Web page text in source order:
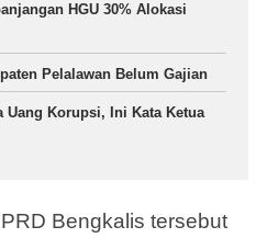
HGU 30% Alokasi
Pelalawan Belum Gajian
Uang Korupsi, Ini Kata Ketua
Bengkalis tersebut